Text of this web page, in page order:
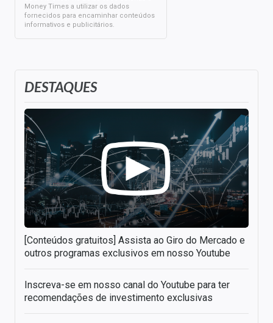
DESTAQUES
[Conteúdos gratuitos] Assista ao Giro do Mercado e
outros programas exclusivos em nosso Youtube
Inscreva-se em nosso canal do Youtube para ter
recomendações de investimento exclusivas
Money Times a utilizar os dados
fornecidos para encaminhar conteúdos
informativos e publicitários.